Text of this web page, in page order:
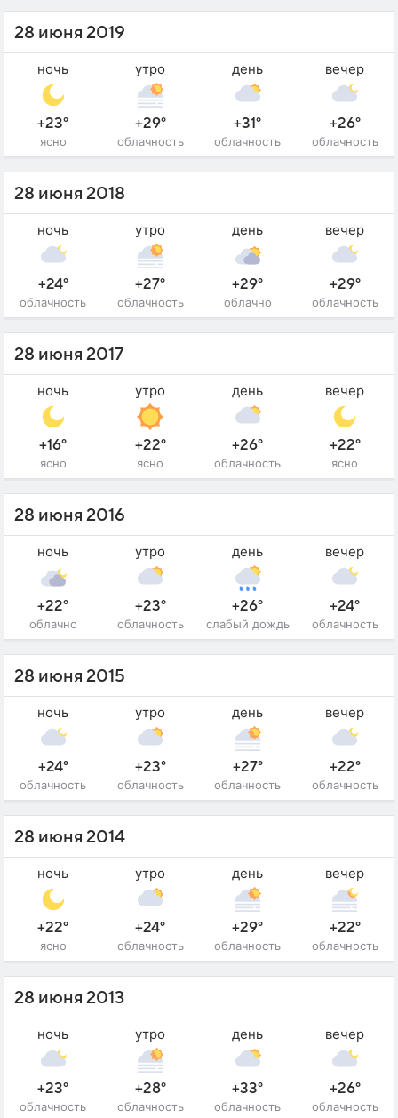
28 июня 2019
ночь
+23°
ясно
утро
+29°
облачность
день
+31°
облачность
вечер
+26°
облачность
28 июня 2018
ночь
+24°
облачность
утро
+27°
облачность
день
+29°
облачно
вечер
+29°
облачность
28 июня 2017
ночь
+16°
ясно
утро
+22°
ясно
день
+26°
облачность
вечер
+22°
ясно
28 июня 2016
ночь
+22°
облачно
утро
+23°
облачность
день
+26°
слабый дождь
вечер
+24°
облачность
28 июня 2015
ночь
+24°
облачность
утро
+23°
облачность
день
+27°
облачность
вечер
+22°
облачность
28 июня 2014
ночь
+22°
ясно
утро
+24°
облачность
день
+29°
облачность
вечер
+22°
облачность
28 июня 2013
ночь
+23°
облачность
утро
+28°
облачность
день
+33°
облачность
вечер
+26°
облачность